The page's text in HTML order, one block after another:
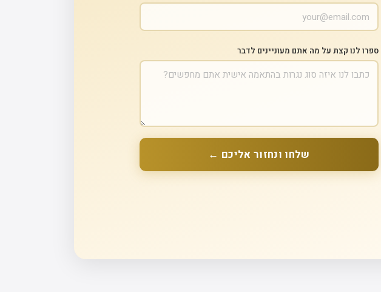
ספרו לנו קצת על מה אתם מעוניינים לדבר
שלחו ונחזור אליכם ←